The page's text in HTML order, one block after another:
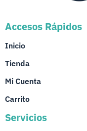
Accesos Rápidos
Inicio
Tienda
Mi Cuenta
Carrito
Servicios